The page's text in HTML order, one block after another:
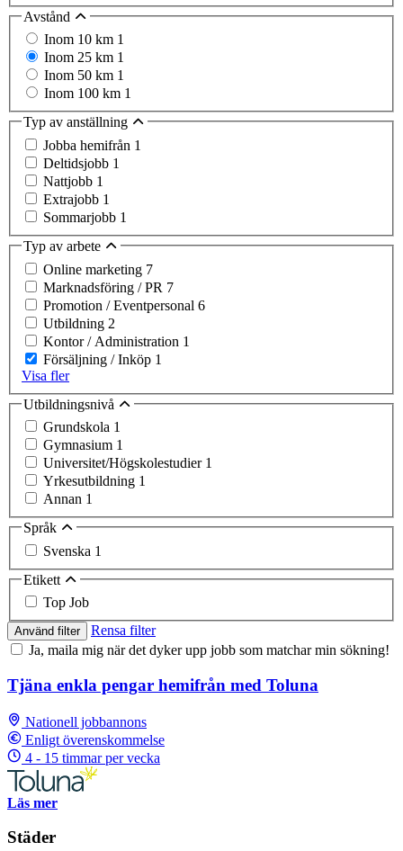
Avstånd
Inom 10 km 1
Inom 25 km 1
Inom 50 km 1
Inom 100 km 1
Typ av anställning
Jobba hemifrån 1
Deltidsjobb 1
Nattjobb 1
Extrajobb 1
Sommarjobb 1
Typ av arbete
Online marketing 7
Marknadsföring / PR 7
Promotion / Eventpersonal 6
Utbildning 2
Kontor / Administration 1
Försäljning / Inköp 1
Visa fler
Utbildningsnivå
Grundskola 1
Gymnasium 1
Universitet/Högskolestudier 1
Yrkesutbildning 1
Annan 1
Språk
Svenska 1
Etikett
Top Job
Använd filter
Rensa filter
Ja, maila mig när det dyker upp jobb som matchar min sökning!
Tjäna enkla pengar hemifrån med Toluna
Nationell jobbannons
Enligt överenskommelse
4 - 15 timmar per vecka
Läs mer
Städer